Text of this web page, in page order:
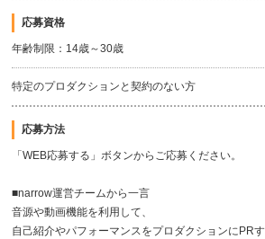
応募資格
年齢制限：14歳～30歳
特定のプロダクションと契約のない方
応募方法
「WEB応募する」ボタンからご応募ください。
■narrow運営チームから一言
音源や動画機能を利用して、
自己紹介やパフォーマンスをプロダクションにPR